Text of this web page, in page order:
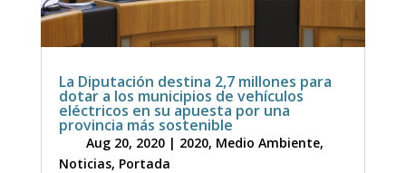
La Diputación destina 2,7 millones para
dotar a los municipios de vehículos
eléctricos en su apuesta por una
provincia más sostenible
Aug 20, 2020| 2020, Medio Ambiente,
Noticias, Portada